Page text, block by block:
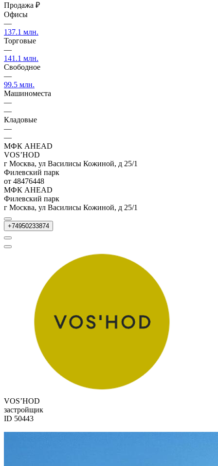
Продажа ₽
Офисы
—
137.1 млн.
Торговые
—
141.1 млн.
Свободное
—
99.5 млн.
Машиноместа
—
—
Кладовые
—
—
МФК AHEAD
VOS’HOD
г Москва, ул Василисы Кожиной, д 25/1
Филевский парк
от 48476448
МФК AHEAD
Филевский парк
г Москва, ул Василисы Кожиной, д 25/1
+74950233874
VOS’HOD
застройщик
ID 50443